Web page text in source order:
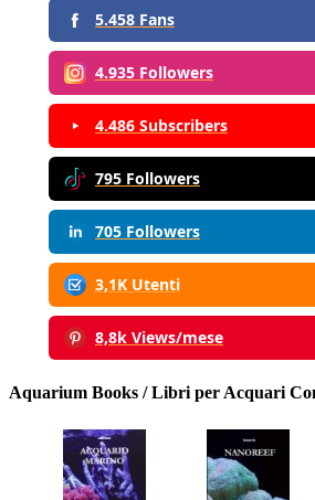
5.458 Fans
4.935 Followers
4.486 Subscribers
795 Followers
705 Followers
3,1K Utenti
8,8k Views/mese
Aquarium Books / Libri per Acquari